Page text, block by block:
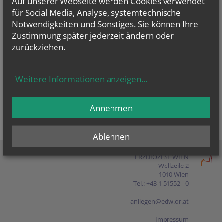
Presse
Shop
ERZDIÖZESE WIEN
Wollzeile 2
1010 Wien
Tel.: +43 1 51552 - 0
anliegen@edw.or.at
Impressum
für Social Media, Analyse, systemtechnische
Notwendigkeiten und Sonstiges. Sie können Ihre
Zustimmung später jederzeit ändern oder
zurückziehen.
Weitere Informationen anzeigen...
Ablehnen
Annehmen